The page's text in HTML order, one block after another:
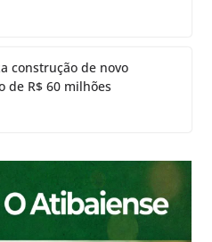
construção de novo
de R$ 60 milhões